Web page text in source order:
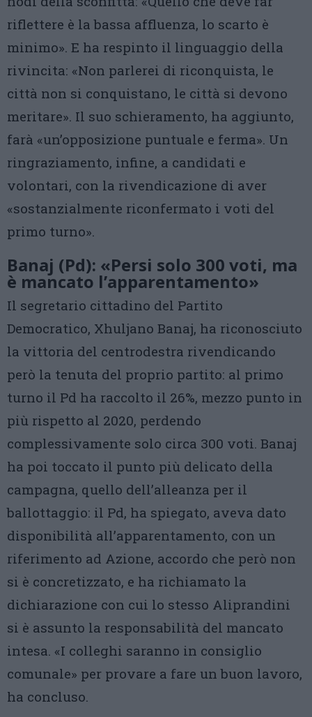
riflettere è la bassa affluenza, lo scarto è
minimo». E ha respinto il linguaggio della
rivincita: «Non parlerei di riconquista, le
città non si conquistano, le città si devono
meritare». Il suo schieramento, ha aggiunto,
farà «un’opposizione puntuale e ferma». Un
ringraziamento, infine, a candidati e
volontari, con la rivendicazione di aver
«sostanzialmente riconfermato i voti del
primo turno».
Banaj (Pd): «Persi solo 300 voti, ma
è mancato l’apparentamento»
Il segretario cittadino del Partito
Democratico, Xhuljano Banaj, ha riconosciuto
la vittoria del centrodestra rivendicando
però la tenuta del proprio partito: al primo
turno il Pd ha raccolto il 26%, mezzo punto in
più rispetto al 2020, perdendo
complessivamente solo circa 300 voti. Banaj
ha poi toccato il punto più delicato della
campagna, quello dell’alleanza per il
ballottaggio: il Pd, ha spiegato, aveva dato
disponibilità all’apparentamento, con un
riferimento ad Azione, accordo che però non
si è concretizzato, e ha richiamato la
dichiarazione con cui lo stesso Aliprandini
si è assunto la responsabilità del mancato
intesa. «I colleghi saranno in consiglio
comunale» per provare a fare un buon lavoro,
ha concluso.